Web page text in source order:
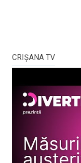
CRIŞANA TV